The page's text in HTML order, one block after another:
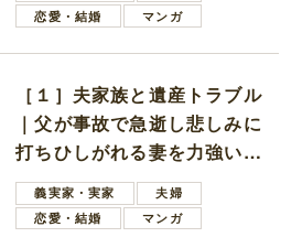
恋愛・結婚
マンガ
［１］夫家族と遺産トラブル
｜父が事故で急逝し悲しみに
打ちひしがれる妻を力強い言
葉で励ます夫
義実家・実家
夫婦
恋愛・結婚
マンガ